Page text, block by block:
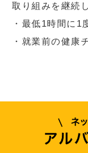
取り組みを継続
・最低1時間に1
・就業前の健